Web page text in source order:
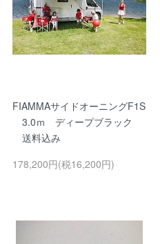
FIAMMAサイドオーニングF1S
3.0ｍ ディープブラック
送料込み
178,200円(税16,200円)